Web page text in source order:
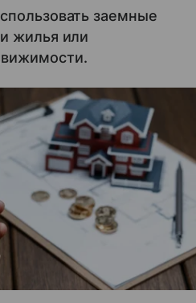
заемные
жилья или